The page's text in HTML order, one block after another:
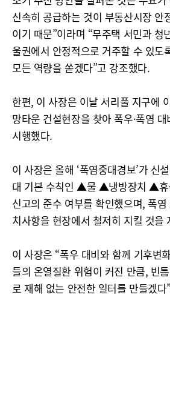
신속히 공급하는 것이 부동산시장 안
이기 때문”이라며 “무주택 서민과 청
울권에서 안정적으로 거주할 수 있도
모든 역량을 쏟겠다”고 강조했다.
한편, 이 사장은 이날 서리풀 지구에
망타운 건설현장을 찾아 폭우·폭염
시행했다.
이 사장은 올해 ‘폭염중대경보’가 신
대 기본 수칙인 ▲물 ▲냉방장치 ▲
신고의 준수 여부를 확인했으며, 폭
치사항을 현장에서 철저히 지킬 것을
이 사장은 “폭우 대비와 함께 기후변
들의 온열질환 위험이 커진 만큼, 빈
로 재해 없는 안전한 일터를 만들겠다